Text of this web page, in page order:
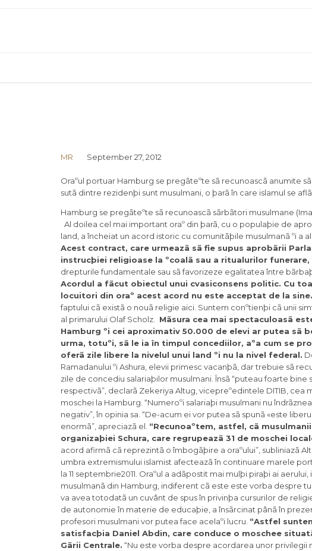
MR September 27, 2012
Oraºul portuar Hamburg se pregãteºte sã recunoascã anumite
sutã dintre rezidenþi sunt musulmani, o þarã în care islamul se
Hamburg se pregãteºte sã recunoascã sãrbãtori musulmane
Al doilea cel mai important oraº din þarã, cu o populaþie de
land, a încheiat un acord istoric cu comunitãþile musulmanã ºi a
Acest contract, care urmeazã sã fie supus aprobãrii
instrucþiei religioase la ºcoalã sau a ritualurilor funerare,
drepturile fundamentale sau sã favorizeze egalitatea între
Acordul a fãcut obiectul unui cvasiconsens politic. Cu
locuitori din oraº acest acord nu este acceptat de la sine.
faptului cã existã o nouã religie aici. Suntem conºtienþi cã unii
al primarului Olaf Scholz.
Mãsura cea mai spectaculoasã
Hamburg ºi cei aproximativ 50.000 de elevi ar putea sã
urma, totuºi, sã le ia în timpul concediilor, aºa cum se
oferã zile libere la nivelul unui land ºi nu la nivel federal.
Ramadanului ºi Ashura, elevii primesc vacanþã, dar trebuie sã
zile de concediu salariaþilor musulmani. Însã “puteau foarte bine
respectivã”, declarã Zekeriya Altug, vicepreºedintele DITIB,
moschei la Hamburg. “Numeroºi salariaþi musulmani nu
negativ”, în opinia sa. “De-acum ei vor putea sã spunã «este
enormã”, apreciazã el. “Recunoaºtem, astfel, cã
organizaþiei Schura, care regrupeazã 31 de moschei
acord afirmã cã reprezintã o îmbogãþire a oraºului”, subliniazã
umbra extremismului islamist afecteazã în continuare marele
la 11 septembrie2011. Oraºul a adãpostit mai mulþi piraþi ai
musulmanã din Hamburg, indiferent cã este este vorba despre
va avea totodatã un cuvânt de spus în privinþa cursurilor de
de autonomie în materie de educaþie, a însãrcinat pânã în
profesori musulmani vor putea face acelaºi lucru. “Astfel
satisfacþia Daniel Abdin, care conduce o moschee
Gãrii Centrale. “Nu este vorba despre acordarea unor privilegii